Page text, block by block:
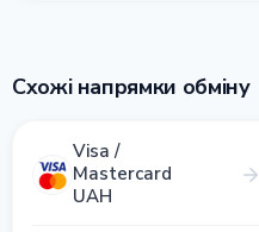
Схожі напрямки обміну
Visa /
Mastercard
UAH